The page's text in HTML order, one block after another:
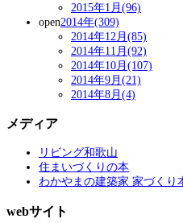
2015年1月(96)
open2014年(309)
2014年12月(85)
2014年11月(92)
2014年10月(107)
2014年9月(21)
2014年8月(4)
メディア
リビング和歌山
住まいづくりの本
わかやまの建築家 家づくり
webサイト